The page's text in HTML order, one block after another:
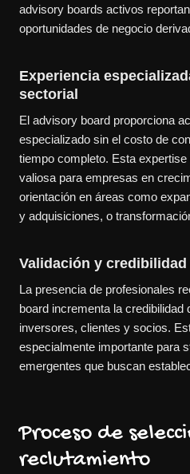
advisory boards activos
oportunidades de negocio
Experiencia
sectorial
El advisory board proporciona
especializado sin el costo de
tiempo completo. Esta
valiosa para empresas en
orientación en áreas como
y adquisiciones, o
Validación y credibilidad
La presencia de profesionales
board incrementa la credibilidad
inversores, clientes y socios.
especialmente importante para
emergentes que buscan
Proceso de
reclutamiento